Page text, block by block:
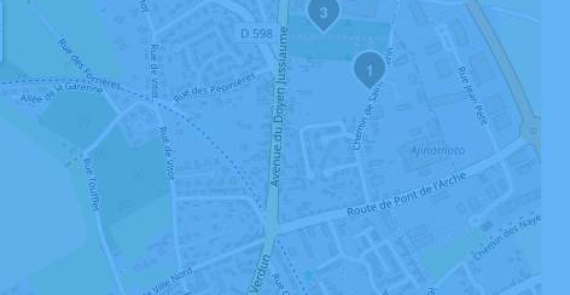
1
3